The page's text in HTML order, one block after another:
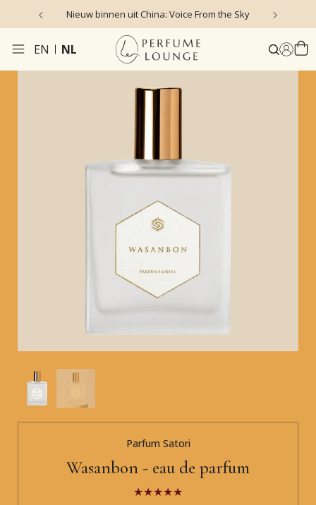
Nieuw binnen uit China: Voice From the Sky
EN NL
Parfum Satori
Wasanbon - eau de parfum